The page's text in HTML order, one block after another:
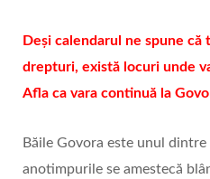
Deși calendarul ne spune
drepturi, există locuri unde
Afla ca vara continuă la
Băile Govora este unul
anotimpurile se amestecă